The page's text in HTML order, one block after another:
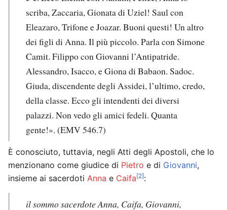
scriba, Zaccaria, Gionata di Uziel! Saul con
Eleazaro, Trifone e Joazar. Buoni questi! Un altro
dei figli di Anna. Il più piccolo. Parla con Simone
Camit. Filippo con Giovanni l’Antipatride.
Alessandro, Isacco, e Giona di Babaon. Sadoc.
Giuda, discendente degli Assidei, l’ultimo, credo,
della classe. Ecco gli intendenti dei diversi
palazzi. Non vedo gli amici fedeli. Quanta
gente!». (EMV 546.7)
È conosciuto, tuttavia, negli Atti degli Apostoli, che lo
menzionano come giudice di Pietro e di Giovanni,
insieme ai sacerdoti Anna e Caifa[2]:
il sommo sacerdote Anna, Caifa, Giovanni,